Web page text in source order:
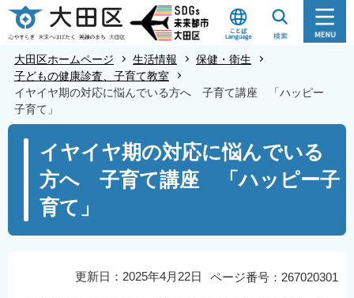
こ
の
大田区ホームページ 生活情報
保健・衛生
子どもの健康診査、子育て教室
イヤイヤ期の対応に悩んでいる方へ 子育て講座 「ハッピー
子育て」
イヤイヤ期の対応に悩んでいる
方へ 子育て講座 「ハッピー子
育て」
ページ番号：267020301
更新日：2025年4月22日